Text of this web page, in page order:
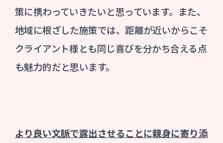
策に携わっていきたいと思っています。また、
地域に根ざした施策では、距離が近いからこそ
クライアント様とも同じ喜びを分かち合える点
も魅力的だと思います。
より良い文脈で露出させることに親身に寄り添